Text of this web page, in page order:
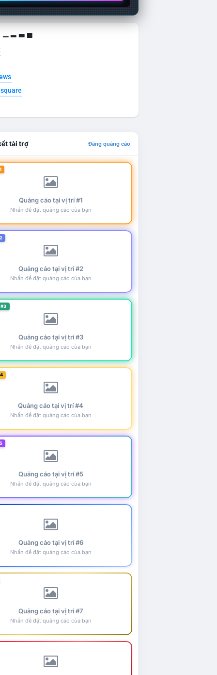
▁ ▂ ▃ ▄
tài trợ Đăng quảng cáo
Quảng cáo tại vị trí #1
Nhấn để đặt quảng cáo của bạn
Quảng cáo tại vị trí #2
Nhấn để đặt quảng cáo của bạn
Quảng cáo tại vị trí #3
Nhấn để đặt quảng cáo của bạn
Quảng cáo tại vị trí #4
Nhấn để đặt quảng cáo của bạn
Quảng cáo tại vị trí #5
Nhấn để đặt quảng cáo của bạn
Quảng cáo tại vị trí #6
Nhấn để đặt quảng cáo của bạn
Quảng cáo tại vị trí #7
Nhấn để đặt quảng cáo của bạn